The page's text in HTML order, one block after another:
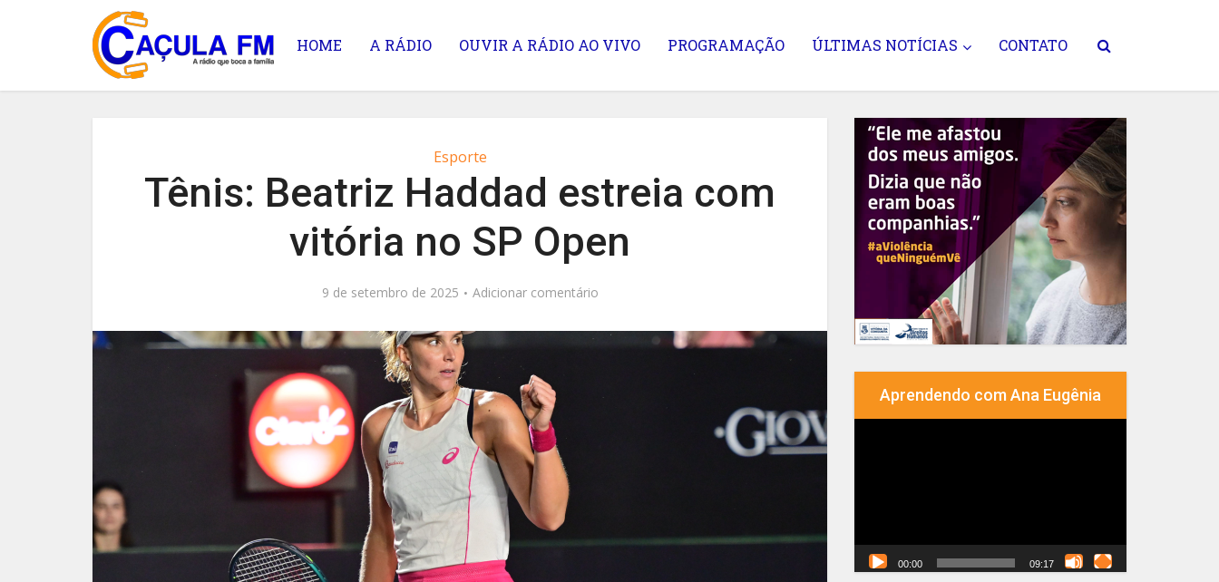
HOME A RÁDIO OUVIR A RÁDIO AO VIVO PROGRAMAÇÃO ÚLTIMAS NOTÍCIAS CONTATO
Esporte
Tênis: Beatriz Haddad estreia com
vitória no SP Open
9 de setembro de 2025 Adicionar comentário
Aprendendo com Ana Eugênia
00:00 09:17